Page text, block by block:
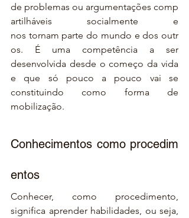
de problemas ou argumentações comp
artilháveis socialmente e
nos tornam parte do mundo e dos outr
os. É uma competência a ser
desenvolvida desde o começo da vida
e que só pouco a pouco vai se
constituindo como forma de
mobilização.
Conhecimentos como procedim
entos
Conhecer, como procedimento,
significa aprender habilidades, ou seja,